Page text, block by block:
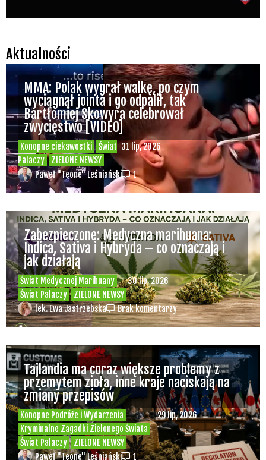
Inne
Świat Zielonego Kina i
Muzyki
ZIELONE NEWSY
15 lip, 2026
Ali G powraca? Pojawił się na finale
Wimbledonu jako diler zioła – „bo w tenisa
najlepiej gra się na trawie”
Paweł "Teone" Leśniański Brak komentarzy
Świat Medycznej
Marihuany
ZIELONE
NEWSY
14 lip, 2026
Czy w pociągach PKP IC można używać
medycznej marihuany? Mamy odpowiedź
spółki
Paweł "Teone" Leśniański Brak komentarzy
Badania
Odmiany Medycznej
Marihuany
ZIELONE NEWSY
13 lip, 2026
Badania wykazały, że medyczna marihuana
łagodzi objawy „zespołu niespokojnych
nóg”
Paweł "Teone" Leśniański Brak komentarzy